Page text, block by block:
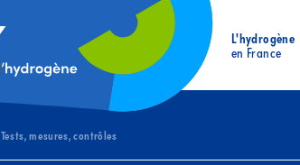
L'hydrogène
en France
Tests, mesures, contrôles